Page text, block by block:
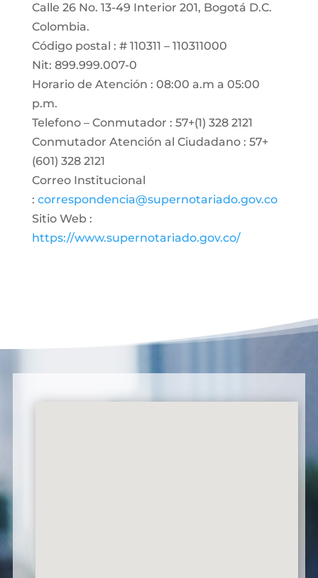
Calle 26 No. 13-49 Interior 201, Bogotá D.C.
Colombia.
Código postal : # 110311 – 110311000
Nit: 899.999.007-0
Horario de Atención : 08:00 a.m a 05:00
p.m.
Telefono – Conmutador : 57+(1) 328 2121
Conmutador Atención al Ciudadano : 57+
(601) 328 2121
Correo Institucional
: correspondencia@supernotariado.gov.co
Sitio Web :
https://www.supernotariado.gov.co/